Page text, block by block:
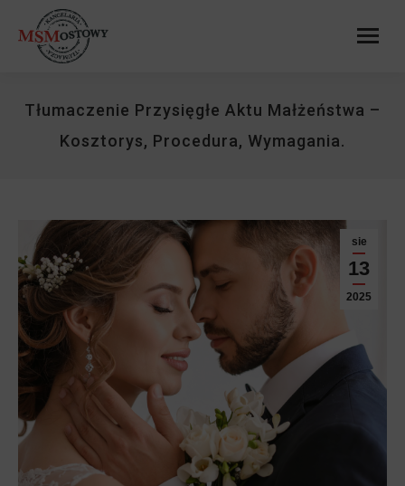
Tłumaczenie Przysięgłe Aktu Małżeństwa –
Kosztorys, Procedura, Wymagania.
sie
13
2025